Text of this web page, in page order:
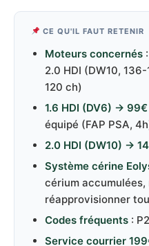
CE QU'IL FAUT RETENIR
Moteurs concernés
2.0 HDI (DW10,
120 ch)
1.6 HDI (DV6) → 99€
équipé (FAP PSA,
2.0 HDI (DW10) →
Système cérine
cérium accumulées,
réapprovisionner
Codes fréquents :
Service courrier